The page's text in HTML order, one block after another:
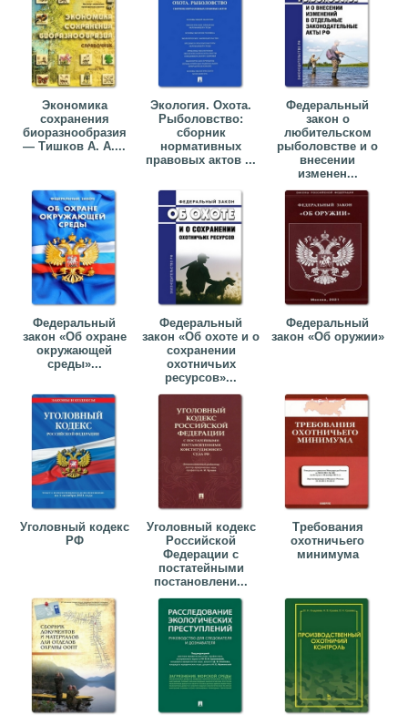
Экономика
сохранения
биоразнообразия
— Тишков А. А....
Экология. Охота.
Рыболовство:
сборник
нормативных
правовых актов ...
Федеральный
закон о
любительском
рыболовстве и о
внесении
изменен...
Федеральный
закон «Об охране
окружающей
среды»...
Федеральный
закон «Об охоте и о
сохранении
охотничьих
ресурсов»...
Федеральный
закон «Об оружии»
Уголовный кодекс
РФ
Уголовный кодекс
Российской
Федерации с
постатейными
постановлени...
Требования
охотничьего
минимума